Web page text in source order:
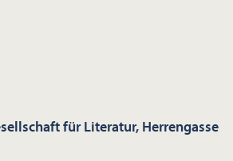
für Literatur, Herrengasse